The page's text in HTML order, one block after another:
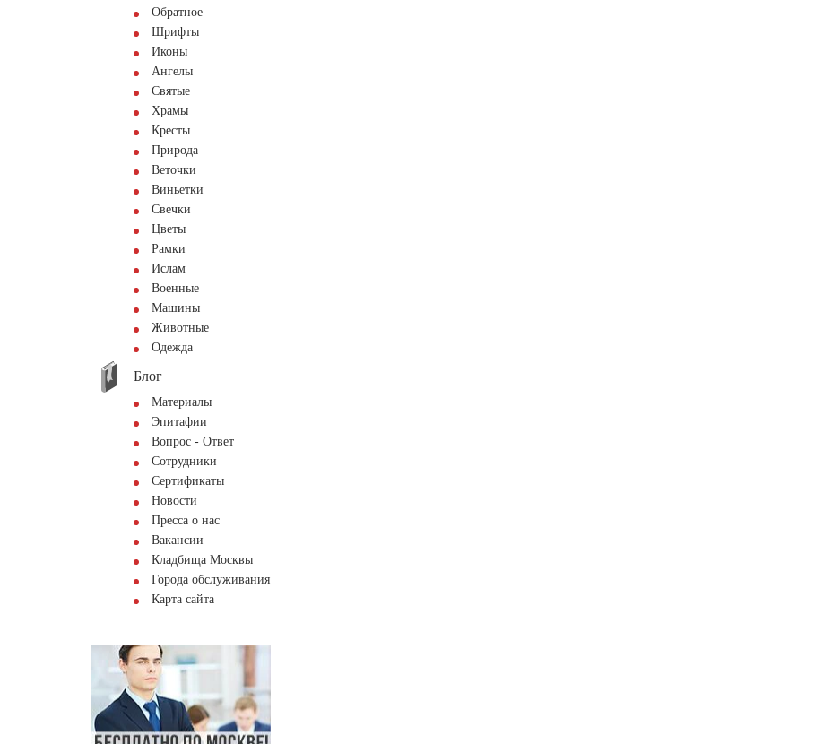
Обратное
Шрифты
Иконы
Ангелы
Святые
Храмы
Кресты
Природа
Веточки
Виньетки
Свечки
Цветы
Рамки
Ислам
Военные
Машины
Животные
Одежда
Блог
Материалы
Эпитафии
Вопрос - Ответ
Сотрудники
Сертификаты
Новости
Пресса о нас
Вакансии
Кладбища Москвы
Города обслуживания
Карта сайта